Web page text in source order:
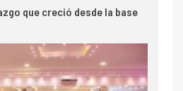
que creció desde la base